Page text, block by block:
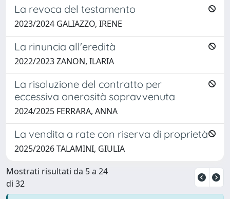
La revoca del testamento
2023/2024 GALIAZZO, IRENE
La rinuncia all'eredità
2022/2023 ZANON, ILARIA
La risoluzione del contratto per
eccessiva onerosità sopravvenuta
2024/2025 FERRARA, ANNA
La vendita a rate con riserva di proprietà
2025/2026 TALAMINI, GIULIA
Mostrati risultati da 5 a 24
di 32